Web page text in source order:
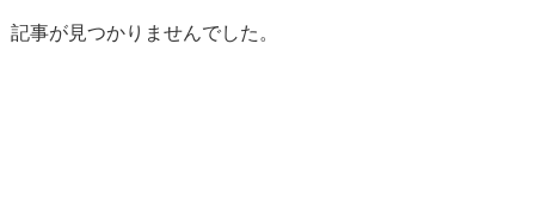
記事が見つかりませんでした。